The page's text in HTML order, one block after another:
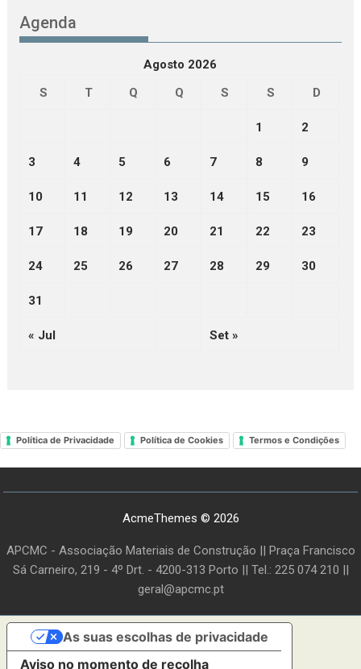
Agenda
Agosto 2026
S
T Q Q S S D
1 2
3 4 5 6 7 8 9
10 11 12 13 14 15 16
17 18 19 20 21 22 23
24 25 26 27 28 29 30
31
« Jul Set »
Política de Privacidade Política de Cookies Termos e Condições
AcmeThemes © 2026
APCMC - Associação Materiais de Construção || Praça Francisco
Sá Carneiro, 219 - 4º Drt. - 4200-313 Porto || Tel.: 225 074 210 ||
geral@apcmc.pt
Aviso no momento de recolha
As suas escolhas de privacidade